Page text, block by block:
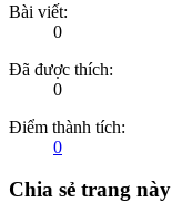
Bài viết:
0
Đã được thích:
0
Điểm thành tích:
0
Chia sẻ trang này